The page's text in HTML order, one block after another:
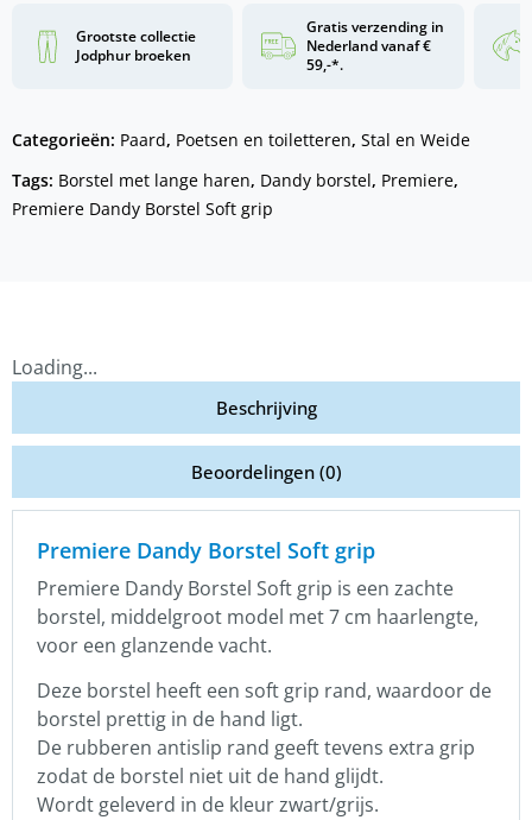
Grootste collectie
Jodphur broeken
Gratis verzending in
Nederland vanaf €
59,-*.
Categorieën: Paard, Poetsen en toiletteren, Stal en Weide
Tags: Borstel met lange haren, Dandy borstel, Premiere,
Premiere Dandy Borstel Soft grip
Loading...
Beschrijving
Beoordelingen (0)
Premiere Dandy Borstel Soft grip
Premiere Dandy Borstel Soft grip is een zachte
borstel, middelgroot model met 7 cm haarlengte,
voor een glanzende vacht.
Deze borstel heeft een soft grip rand, waardoor de
borstel prettig in de hand ligt.
De rubberen antislip rand geeft tevens extra grip
zodat de borstel niet uit de hand glijdt.
Wordt geleverd in de kleur zwart/grijs.